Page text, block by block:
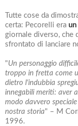
Tutte cose da
certa: Pecorelli era
giornale diverso, che
sfrontato di lanciare
"Un personaggio
troppo in fretta come
dietro l'indubbia
innegabili meriti: aver
modo davvero
nostra storia" – M
1996.